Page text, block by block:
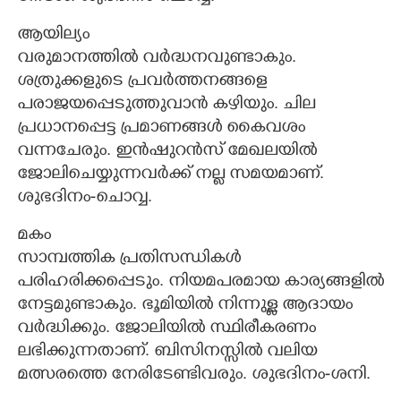
ആയില്യം
വരുമാനത്തിൽ വർദ്ധനവുണ്ടാകും.
ശത്രുക്കളുടെ പ്രവർത്തനങ്ങളെ
പരാജയപ്പെടുത്തുവാൻ കഴിയും. ചില
പ്രധാനപ്പെട്ട പ്രമാണങ്ങൾ കൈവശം
വന്നചേരും. ഇൻഷുറൻസ് മേഖലയിൽ
ജോലിചെയ്യുന്നവർക്ക് നല്ല സമയമാണ്.
ശുഭദിനം-ചൊവ്വ.
മകം
സാമ്പത്തിക പ്രതിസന്ധികൾ
പരിഹരിക്കപ്പെടും. നിയമപരമായ കാര്യങ്ങളിൽ
നേട്ടമുണ്ടാകും. ഭൂമിയിൽ നിന്നുള്ള ആദായം
വർദ്ധിക്കും. ജോലിയിൽ സ്ഥിരീകരണം
ലഭിക്കുന്നതാണ്. ബിസിനസ്സിൽ വലിയ
മത്സരത്തെ നേരിടേണ്ടിവരും. ശുഭദിനം-ശനി.